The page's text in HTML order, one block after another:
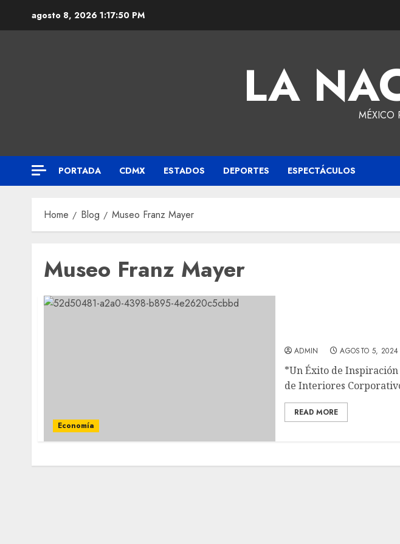
agosto 8, 2026 1:17:50 PM
LA MÉXICO
PORTADA CDMX ESTADOS DEPORTES ESPECTÁCULOS
Home Blog Museo Franz Mayer
Museo Franz Mayer
Economía
ADMIN AGOSTO 5, 2024
*Un Éxito de
de Interiores
READ MORE